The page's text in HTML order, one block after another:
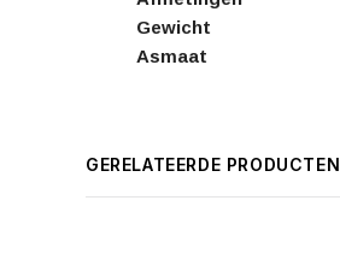
Gewicht
Asmaat
GERELATEERDE PRODUCTEN